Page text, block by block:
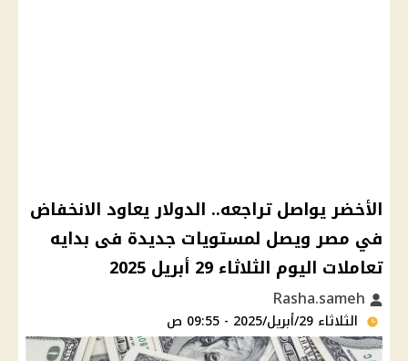
الأخضر يواصل تراجعه.. الدولار يعاود الانخفاض
في مصر ويصل لمستويات جديدة فى بدايه
تعاملات اليوم الثلاثاء 29 أبريل 2025
الثلاثاء 29/أبريل/2025 - 09:55 ص